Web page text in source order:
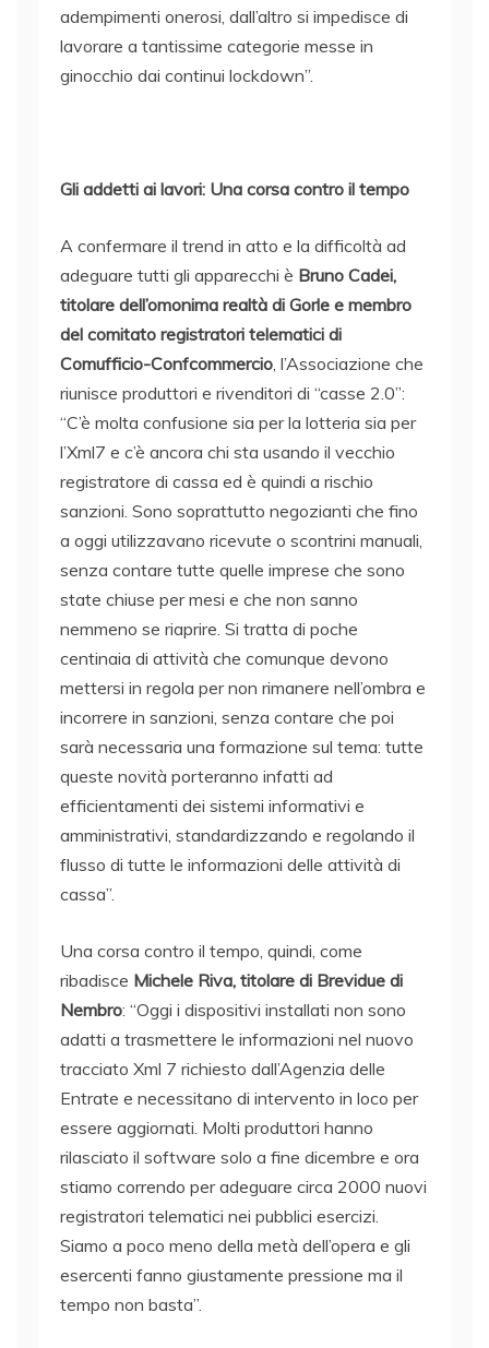
adempimenti onerosi, dall’altro si impedisce di
lavorare a tantissime categorie messe in
ginocchio dai continui lockdown”.
Gli addetti ai lavori: Una corsa contro il tempo
A confermare il trend in atto e la difficoltà ad
adeguare tutti gli apparecchi è Bruno Cadei,
titolare dell’omonima realtà di Gorle e membro
del comitato registratori telematici di
Comufficio-Confcommercio, l’Associazione che
riunisce produttori e rivenditori di “casse 2.0”:
“C’è molta confusione sia per la lotteria sia per
l’Xml7 e c’è ancora chi sta usando il vecchio
registratore di cassa ed è quindi a rischio
sanzioni. Sono soprattutto negozianti che fino
a oggi utilizzavano ricevute o scontrini manuali,
senza contare tutte quelle imprese che sono
state chiuse per mesi e che non sanno
nemmeno se riaprire. Si tratta di poche
centinaia di attività che comunque devono
mettersi in regola per non rimanere nell’ombra e
incorrere in sanzioni, senza contare che poi
sarà necessaria una formazione sul tema: tutte
queste novità porteranno infatti ad
efficientamenti dei sistemi informativi e
amministrativi, standardizzando e regolando il
flusso di tutte le informazioni delle attività di
cassa”.
Una corsa contro il tempo, quindi, come
ribadisce Michele Riva, titolare di Brevidue di
Nembro: “Oggi i dispositivi installati non sono
adatti a trasmettere le informazioni nel nuovo
tracciato Xml 7 richiesto dall’Agenzia delle
Entrate e necessitano di intervento in loco per
essere aggiornati. Molti produttori hanno
rilasciato il software solo a fine dicembre e ora
stiamo correndo per adeguare circa 2000 nuovi
registratori telematici nei pubblici esercizi.
Siamo a poco meno della metà dell’opera e gli
esercenti fanno giustamente pressione ma il
tempo non basta”.